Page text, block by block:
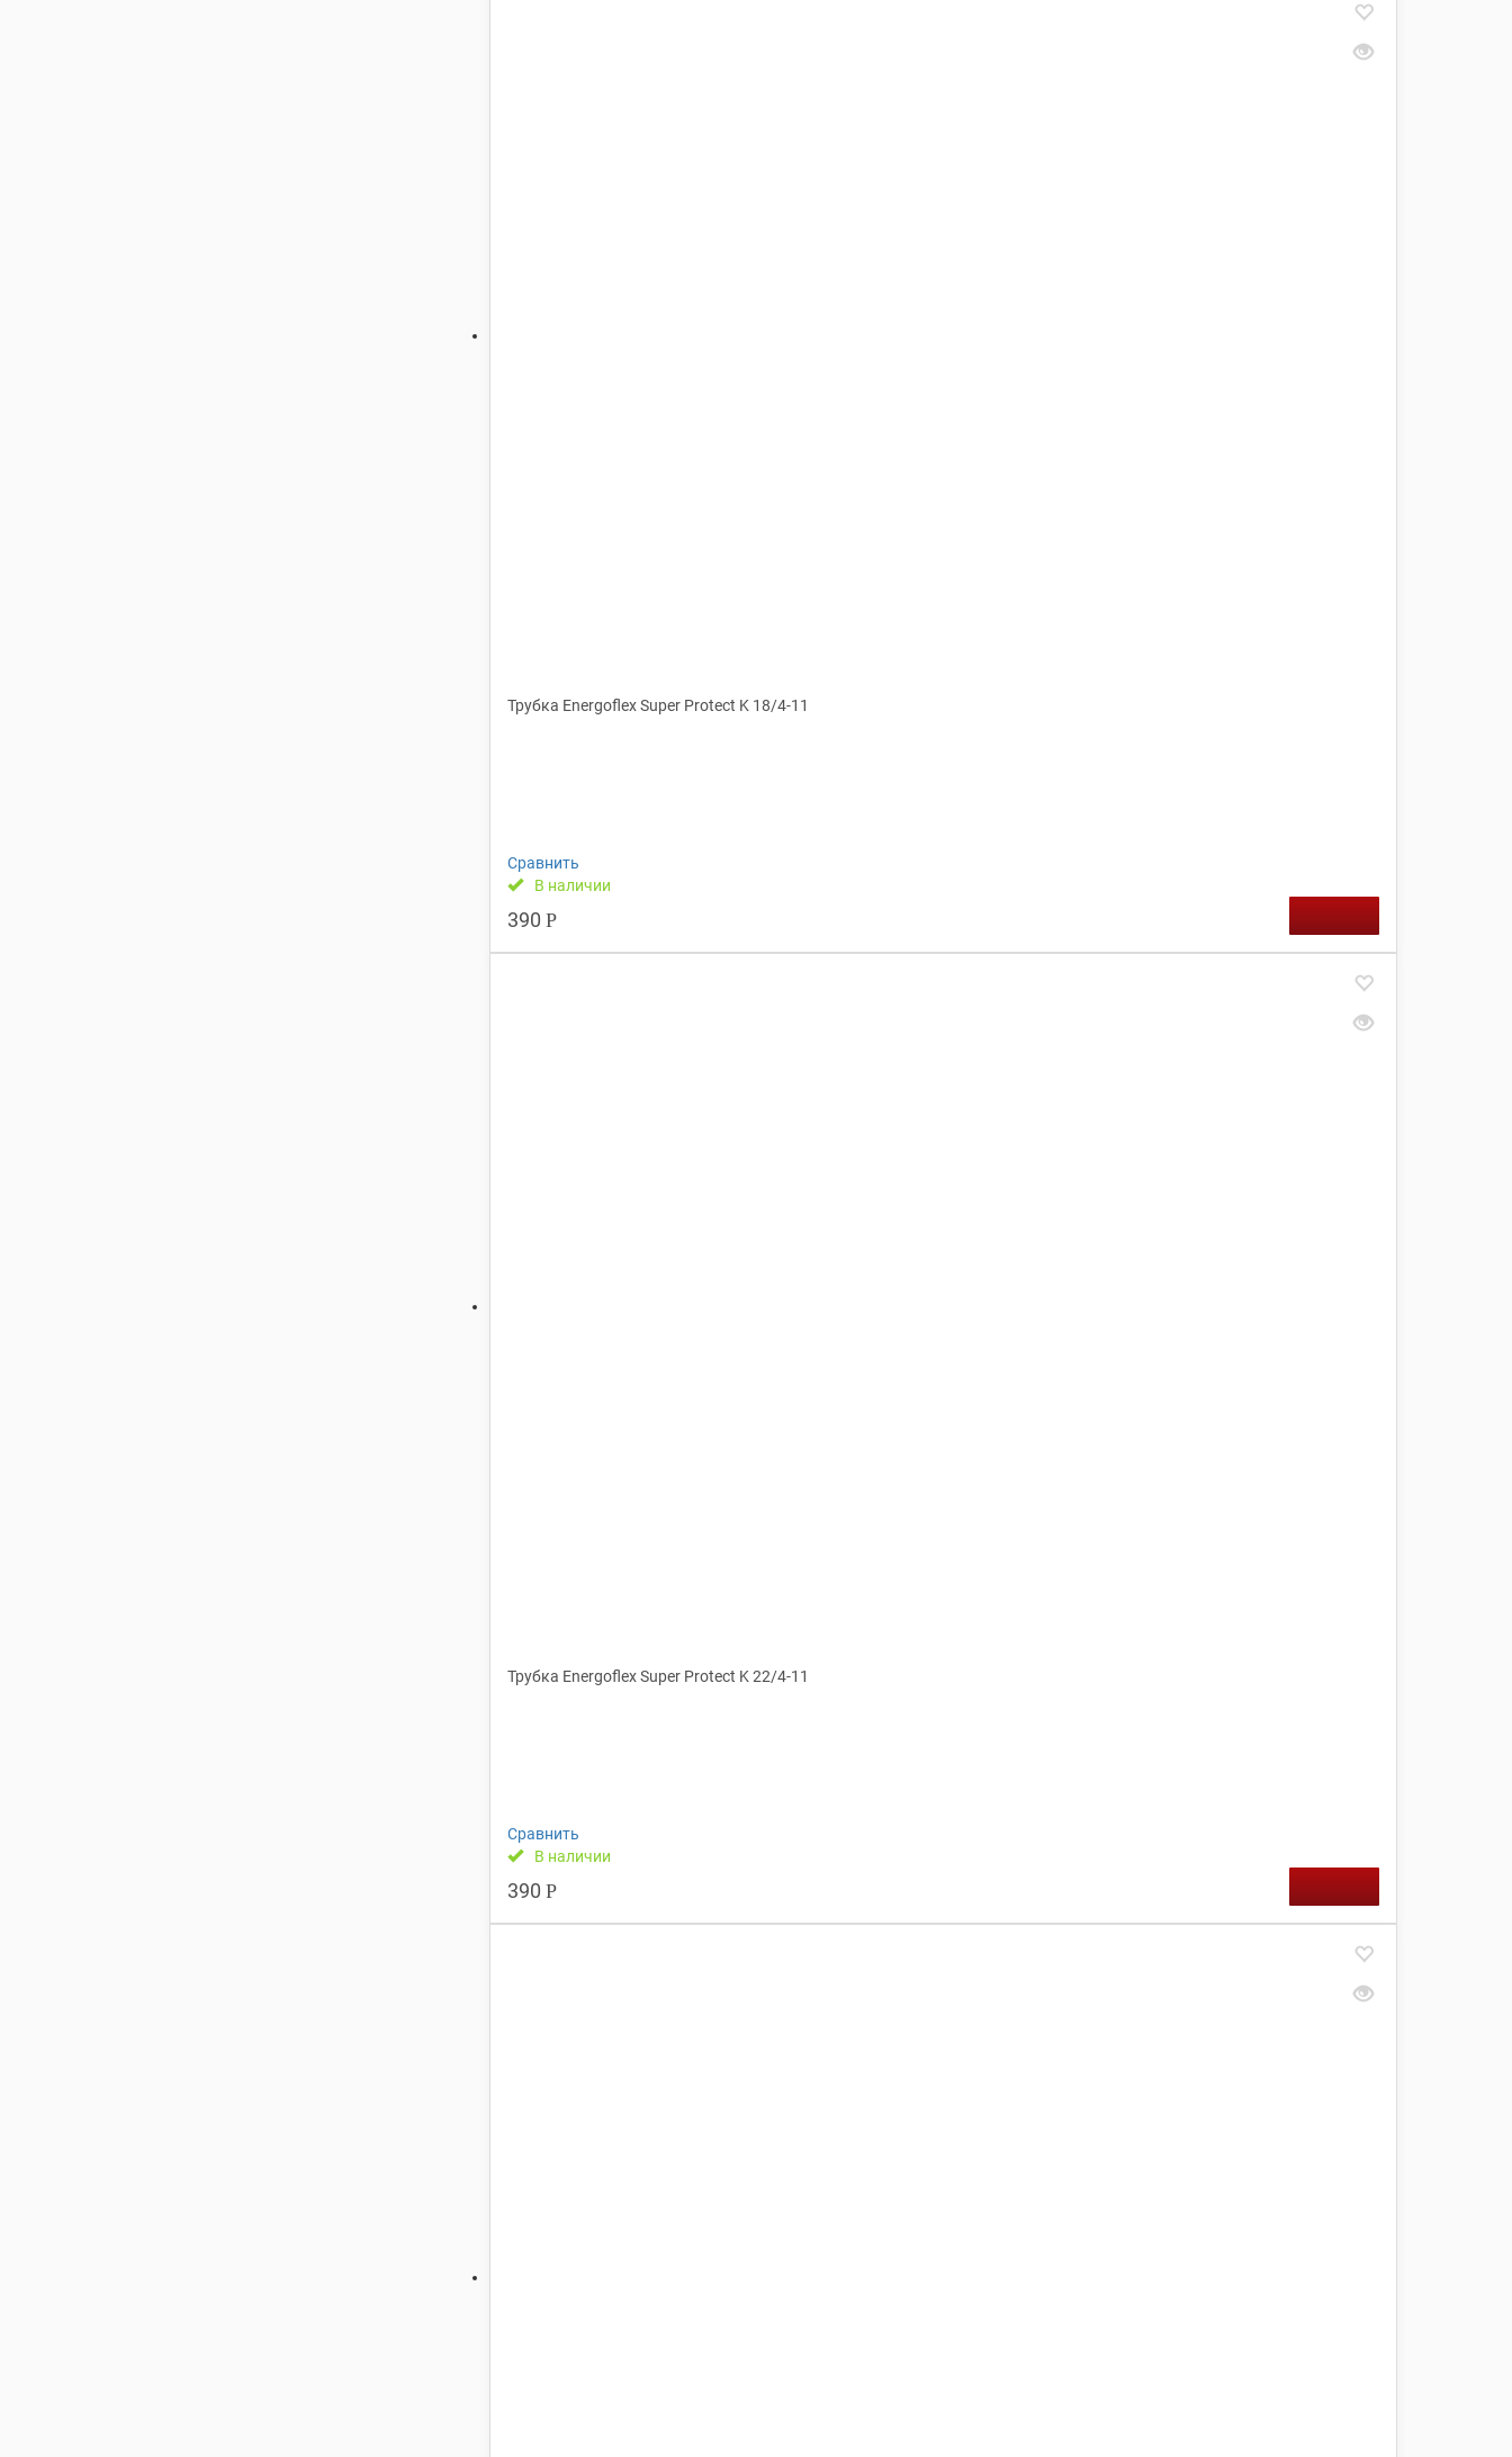
Трубка Energoflex Super Protect K 18/4-11
Сравнить
В наличии
390 Р
Трубка Energoflex Super Protect K 22/4-11
Сравнить
В наличии
390 Р